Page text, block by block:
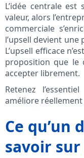
L’idée centrale
valeur, alors
commerciale
l’upsell devient
L’upsell efficace
proposition que le
accepter librement.
Retenez
améliore
Ce qu’un
savoir